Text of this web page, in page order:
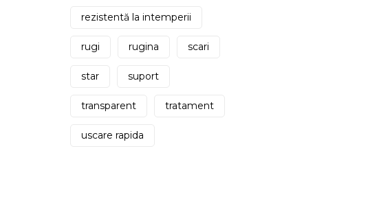
rezistentă la intemperii
rugi rugina scari
star suport
transparent tratament
uscare rapida